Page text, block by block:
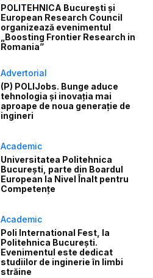
POLITEHNICA București și
European Research Council
organizează evenimentul
„Boosting Frontier Research in
Romania”
Advertorial
(P) POLIJobs. Bunge aduce
tehnologia și inovația mai
aproape de noua generație de
ingineri
Academic
Universitatea Politehnica
București, parte din Boardul
European la Nivel Înalt pentru
Competențe
Academic
Poli International Fest, la
Politehnica București.
Evenimentul este dedicat
studiilor de inginerie în limbi
străine